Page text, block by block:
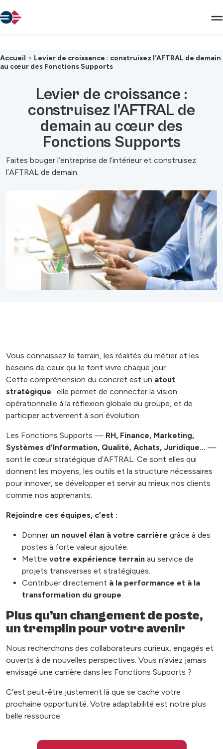
Accueil > Levier de croissance : construisez l’AFTRAL de demain
au cœur des Fonctions Supports
Levier de croissance :
construisez l’AFTRAL de
demain au cœur des
Fonctions Supports
Faites bouger l’entreprise de l’intérieur et construisez
l’AFTRAL de demain.
Vous connaissez le terrain, les réalités du métier et les
besoins de ceux qui le font vivre chaque jour.
Cette compréhension du concret est un atout
stratégique : elle permet de connecter la vision
opérationnelle à la réflexion globale du groupe, et de
participer activement à son évolution.
Les Fonctions Supports — RH, Finance, Marketing,
Systèmes d’Information, Qualité, Achats, Juridique… —
sont le cœur stratégique d’AFTRAL. Ce sont elles qui
donnent les moyens, les outils et la structure nécessaires
pour innover, se développer et servir au mieux nos clients
comme nos apprenants.
Rejoindre ces équipes, c’est :
Donner un nouvel élan à votre carrière grâce à des
postes à forte valeur ajoutée.
Mettre votre expérience terrain au service de
projets transverses et stratégiques.
Contribuer directement à la performance et à la
transformation du groupe.
Plus qu’un changement de poste,
un tremplin pour votre avenir
Nous recherchons des collaborateurs curieux, engagés et
ouverts à de nouvelles perspectives. Vous n’aviez jamais
envisagé une carrière dans les Fonctions Supports ?
C’est peut-être justement là que se cache votre
prochaine opportunité. Votre adaptabilité est notre plus
belle ressource.